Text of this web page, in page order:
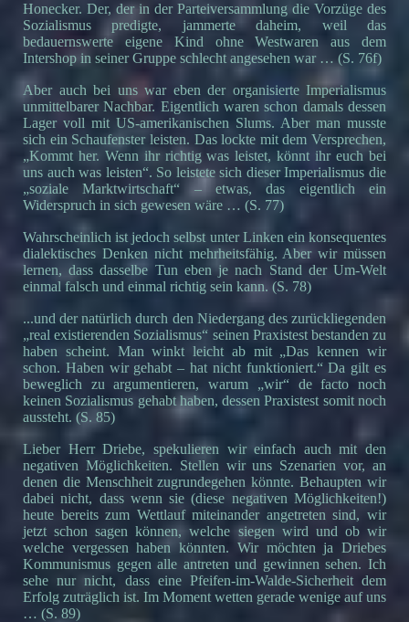
Honecker. Der, der in der Parteiversammlung die Vorzüge des
Sozialismus predigte, jammerte daheim, weil das
bedauernswerte eigene Kind ohne Westwaren aus dem
Intershop in seiner Gruppe schlecht angesehen war … (S. 76f)
Aber auch bei uns war eben der organisierte Imperialismus
unmittelbarer Nachbar. Eigentlich waren schon damals dessen
Lager voll mit US-amerikanischen Slums. Aber man musste
sich ein Schaufenster leisten. Das lockte mit dem Versprechen,
„Kommt her. Wenn ihr richtig was leistet, könnt ihr euch bei
uns auch was leisten“. So leistete sich dieser Imperialismus die
„soziale Marktwirtschaft“ – etwas, das eigentlich ein
Widerspruch in sich gewesen wäre … (S. 77)
Wahrscheinlich ist jedoch selbst unter Linken ein konsequentes
dialektisches Denken nicht mehrheitsfähig. Aber wir müssen
lernen, dass dasselbe Tun eben je nach Stand der Um-Welt
einmal falsch und einmal richtig sein kann. (S. 78)
...und der natürlich durch den Niedergang des zurückliegenden
„real existierenden Sozialismus“ seinen Praxistest bestanden zu
haben scheint. Man winkt leicht ab mit „Das kennen wir
schon. Haben wir gehabt – hat nicht funktioniert.“ Da gilt es
beweglich zu argumentieren, warum „wir“ de facto noch
keinen Sozialismus gehabt haben, dessen Praxistest somit noch
aussteht. (S. 85)
Lieber Herr Driebe, spekulieren wir einfach auch mit den
negativen Möglichkeiten. Stellen wir uns Szenarien vor, an
denen die Menschheit zugrundegehen könnte. Behaupten wir
dabei nicht, dass wenn sie (diese negativen Möglichkeiten!)
heute bereits zum Wettlauf miteinander angetreten sind, wir
jetzt schon sagen können, welche siegen wird und ob wir
welche vergessen haben könnten. Wir möchten ja Driebes
Kommunismus gegen alle antreten und gewinnen sehen. Ich
sehe nur nicht, dass eine Pfeifen-im-Walde-Sicherheit dem
Erfolg zuträglich ist. Im Moment wetten gerade wenige auf uns
… (S. 89)